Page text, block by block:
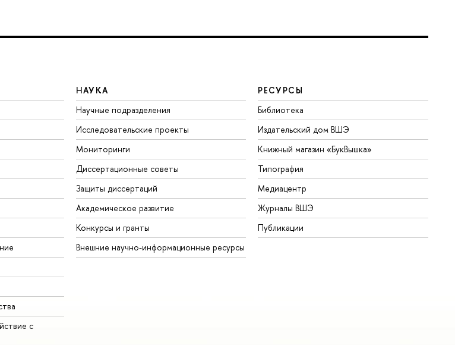
с
НАУКА
Научные подразделения
Исследовательские проекты
Мониторинги
Диссертационные советы
Защиты диссертаций
Академическое развитие
Конкурсы и гранты
Внешние научно-информационные ресурсы
РЕСУРСЫ
Библиотека
Издательский дом ВШЭ
Книжный магазин «БукВышка»
Типография
Медиацентр
Журналы ВШЭ
Публикации